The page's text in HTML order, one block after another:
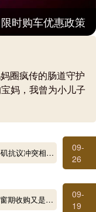
时购车优惠政策
圈疯传的肠道守护
妈，我曾为小儿子
天弘优配 特朗普与美国民主党州长就洛杉矶抗议冲突相互指责
09-
26
稳拿证券 退市后 “秒还”占款，龙宇股份空窗期收购又是“套路”？
09-
19